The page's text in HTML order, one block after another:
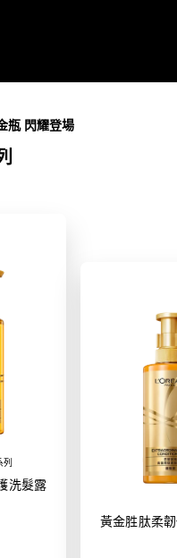
瓶 閃耀登場
洗髮露
黃金胜肽柔